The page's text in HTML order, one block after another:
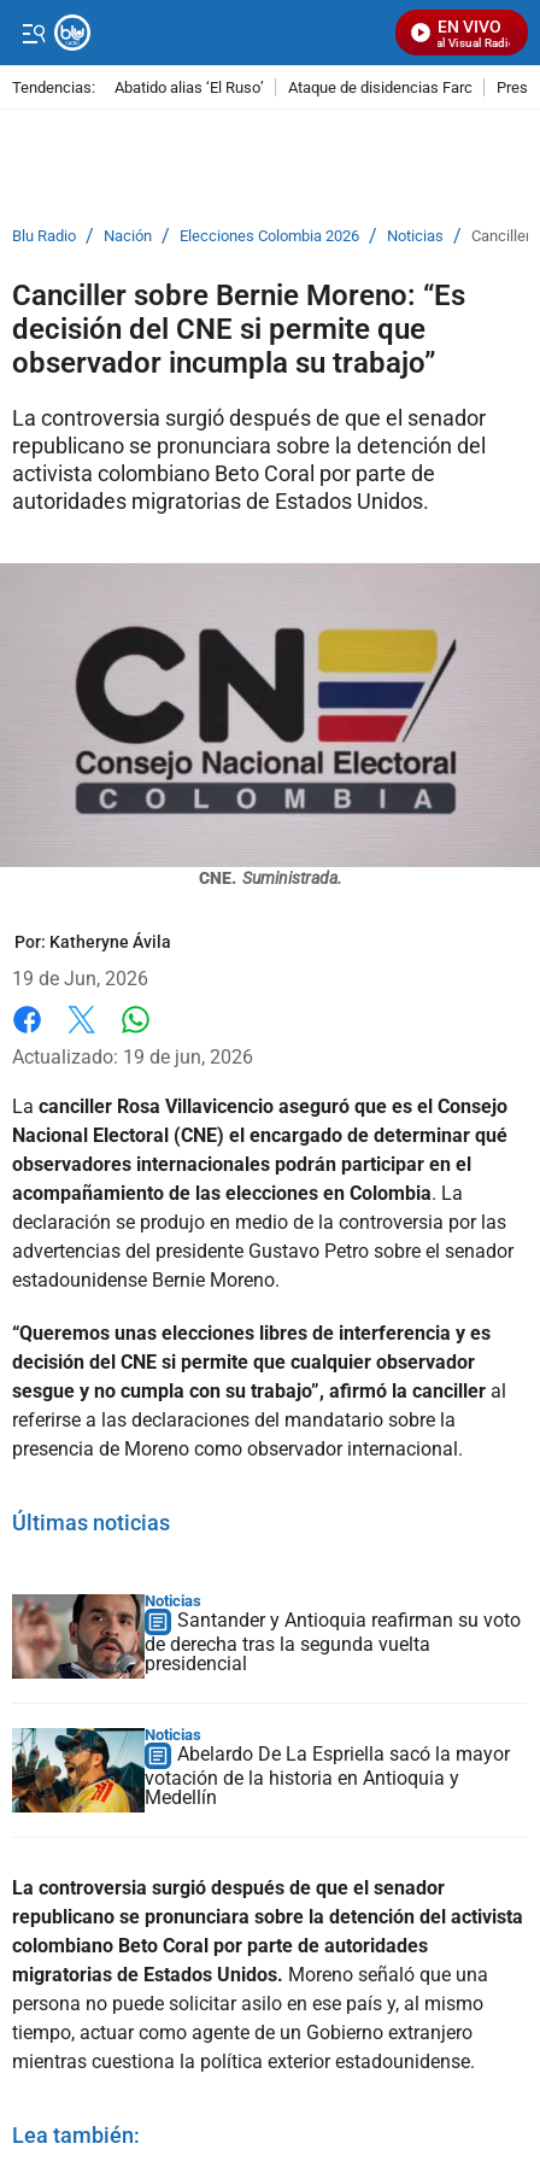
EN VIVO
Señal Visual Radio
Tendencias: Abatido alias ‘El Ruso’ Ataque de disidencias Farc
Blu Radio / Nación / Elecciones Colombia 2026 / Noticias / Canciller
Canciller sobre Bernie Moreno: “Es
decisión del CNE si permite que
observador incumpla su trabajo”
La controversia surgió después de que el senador
republicano se pronunciara sobre la detención del
activista colombiano Beto Coral por parte de
autoridades migratorias de Estados Unidos.
CNE. Suministrada.
Por: Katheryne Ávila
19 de Jun, 2026
Facebook
X
Actualizado: 19 de jun, 2026
La canciller Rosa Villavicencio aseguró que es el Consejo
Nacional Electoral (CNE) el encargado de determinar qué
observadores internacionales podrán participar en el
acompañamiento de las elecciones en Colombia. La
declaración se produjo en medio de la controversia por las
advertencias del presidente Gustavo Petro sobre el senador
estadounidense Bernie Moreno.
“Queremos unas elecciones libres de interferencia y es
decisión del CNE si permite que cualquier observador
sesgue y no cumpla con su trabajo”, afirmó la canciller al
referirse a las declaraciones del mandatario sobre la
presencia de Moreno como observador internacional.
Últimas noticias
Noticias
Santander y Antioquia reafirman su voto
de derecha tras la segunda vuelta
presidencial
Noticias
Abelardo De La Espriella sacó la mayor
votación de la historia en Antioquia y
Medellín
La controversia surgió después de que el senador
republicano se pronunciara sobre la detención del activista
colombiano Beto Coral por parte de autoridades
migratorias de Estados Unidos. Moreno señaló que una
persona no puede solicitar asilo en ese país y, al mismo
tiempo, actuar como agente de un Gobierno extranjero
mientras cuestiona la política exterior estadounidense.
Lea también: